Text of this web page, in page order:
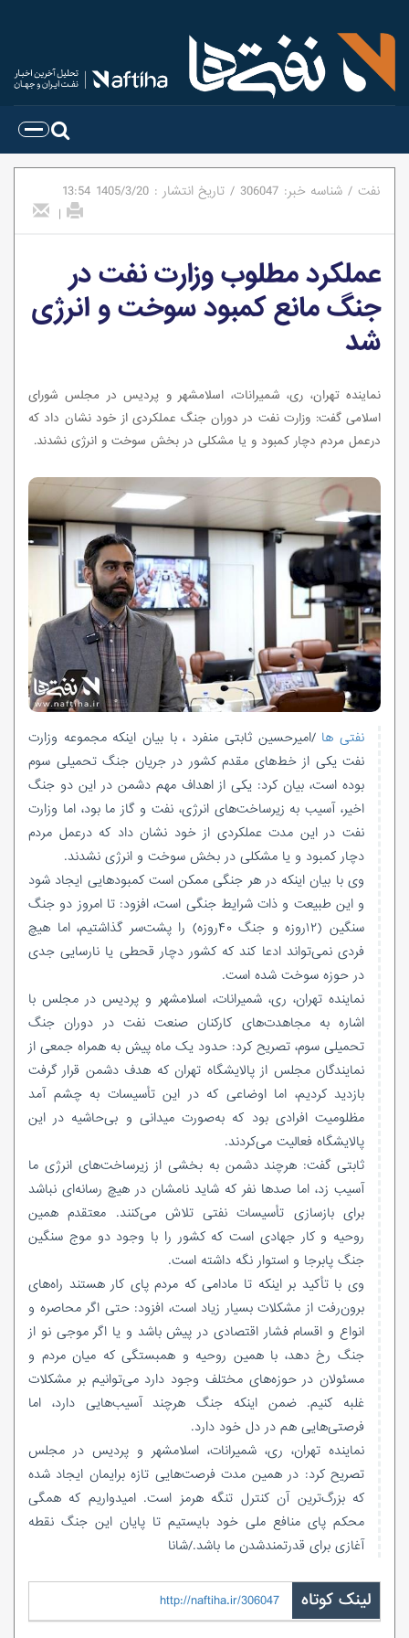
نفت / شناسه خبر: 306047
/ تاریخ انتشار : 1405/3/20
13:54
|
عملکرد مطلوب وزارت نفت در
جنگ مانع کمبود سوخت و انرژی
شد
نماینده تهران، ری، شمیرانات، اسلامشهر و پردیس در مجلس شورای
اسلامی گفت: وزارت نفت در دوران جنگ عملکردی از خود نشان داد که
درعمل مردم دچار کمبود و یا مشکلی در بخش سوخت و انرژی نشدند.
نفتی ها/امیرحسین ثابتی منفرد ، با بیان اینکه مجموعه وزارت
نفت یکی از خط‌های مقدم‌ کشور در جریان جنگ تحمیلی سوم
بوده است، بیان کرد: یکی از اهداف مهم دشمن در این دو جنگ
اخیر، آسیب به زیرساخت‌های انرژی، نفت و گاز ما بود، اما وزارت
نفت در این مدت عملکردی از خود نشان داد که درعمل مردم
دچار کمبود و یا مشکلی در بخش سوخت و انرژی نشدند.
وی با بیان اینکه در هر جنگی ممکن است کمبودهایی ایجاد شود
و این طبیعت و ذات شرایط جنگی است، افزود: تا امروز دو جنگ
سنگین (۱۲روزه و جنگ ۴۰روزه) را پشت‌سر گذاشتیم، اما هیچ
فردی نمی‌تواند ادعا کند که کشور دچار قحطی یا نارسایی جدی
در حوزه سوخت شده است.
نماینده تهران، ری، شمیرانات، اسلامشهر و پردیس در مجلس با
اشاره به مجاهدت‌های کارکنان صنعت نفت در دوران جنگ
تحمیلی سوم، تصریح کرد: حدود یک‌ ماه پیش به همراه جمعی از
نمایندگان مجلس از پالایشگاه تهران که هدف دشمن قرار گرفت
بازدید کردیم، اما اوضاعی که در این تأسیسات به چشم آمد
مظلومیت افرادی بود که به‌صورت میدانی و بی‌حاشیه در این
پالایشگاه فعالیت می‌کردند.
ثابتی گفت: هرچند دشمن به بخشی از زیرساخت‌های انرژی ما
آسیب زد، اما صدها نفر که شاید نامشان در هیچ رسانه‌ای نباشد
برای بازسازی تأسیسات نفتی تلاش می‌کنند. معتقدم همین
روحیه و کار جهادی است که کشور را با وجود دو موج سنگین
جنگ پابرجا و استوار نگه داشته است.
وی با تأکید بر اینکه تا مادامی که مردم پای کار هستند راه‌های
برون‌رفت از مشکلات بسیار زیاد است، افزود: حتی اگر محاصره و
انواع و اقسام فشار اقتصادی در پیش باشد و یا اگر موجی نو از
جنگ رخ دهد، با همین روحیه و همبستگی که میان مردم و
مسئولان در حوزه‌های مختلف وجود دارد می‌توانیم بر مشکلات
غلبه کنیم. ضمن اینکه جنگ هرچند آسیب‌هایی دارد، اما
فرصتی‌هایی هم در دل خود دارد.
نماینده تهران، ری، شمیرانات، اسلامشهر و پردیس در مجلس
تصریح کرد: در همین مدت فرصت‌هایی تازه برایمان ایجاد شده
که بزرگ‌ترین آن کنترل تنگه هرمز است. امیدواریم که همگی
محکم پای منافع ملی خود بایستیم تا پایان این جنگ نقطه
آغازی برای قدرتمندشدن ما باشد./شانا
لینک کوتاه http://naftiha.ir/306047